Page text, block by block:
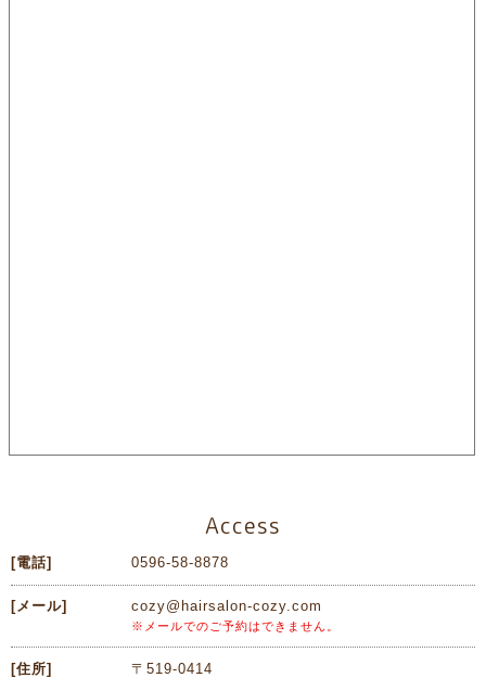
Access
[電話] 0596-58-8878
[メール] cozy@hairsalon-cozy.com
※メールでのご予約はできません。
[住所]
〒519-0414